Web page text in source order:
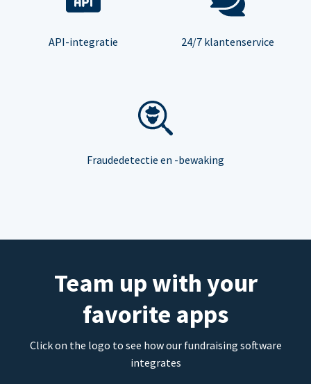
API-integratie 24/7 klantenservice
Fraudedetectie en -bewaking
Team up with your
favorite apps
Click on the logo to see how our fundraising software
integrates